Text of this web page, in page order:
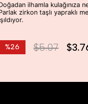
ilhamla kulağınıza
zirkon taşlı yapraklı
%26
$5.07